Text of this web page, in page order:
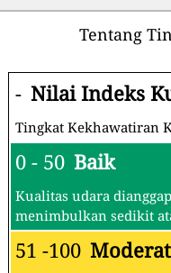
Tentang
- Nilai Indeks
Tingkat Kekhawatiran
0 - 50 Baik
Kualitas udara
menimbulkan sedikit
51 -100 Moderat